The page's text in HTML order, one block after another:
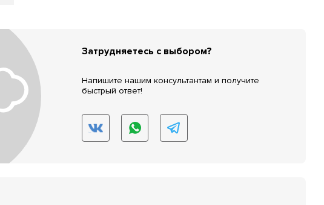
Затрудняетесь с выбором?
Напишите нашим консультантам и получите
быстрый ответ!